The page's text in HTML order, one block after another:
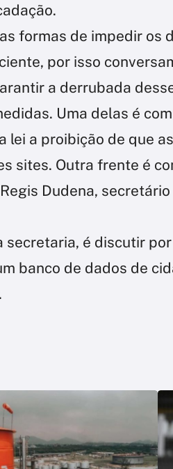
formas de impedir os
por isso
a derrubada
Uma delas é
lei a proibição de que
sites. Outra frente é
Dudena,
secretaria, é discutir
banco de dados de